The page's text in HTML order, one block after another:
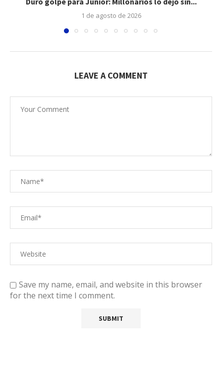
1 de agosto de 2026
LEAVE A COMMENT
Save my name, email, and website in this browser
for the next time I comment.